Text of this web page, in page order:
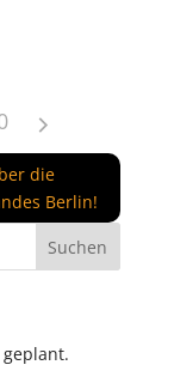
die
Berlin!